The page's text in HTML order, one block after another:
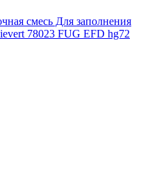
смесь Для заполнения
78023 FUG EFD hg72